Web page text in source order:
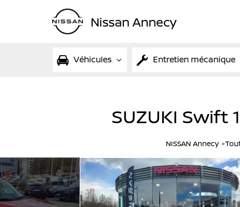
Nissan Annecy
Véhicules Entretien mécanique
SUZUKI Swift
NISSAN Annecy